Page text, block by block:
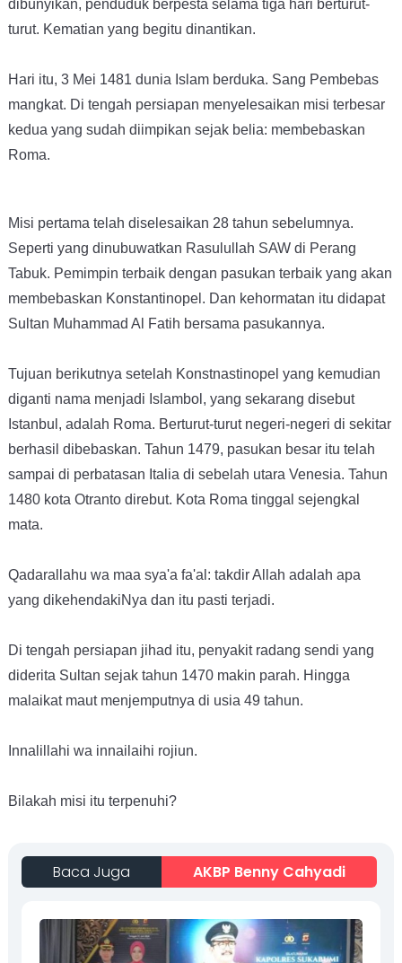
dibunyikan, penduduk berpesta selama tiga hari berturut-
turut. Kematian yang begitu dinantikan.
Hari itu, 3 Mei 1481 dunia Islam berduka. Sang Pembebas
mangkat. Di tengah persiapan menyelesaikan misi terbesar
kedua yang sudah diimpikan sejak belia: membebaskan
Roma.
Misi pertama telah diselesaikan 28 tahun sebelumnya.
Seperti yang dinubuwatkan Rasulullah SAW di Perang
Tabuk. Pemimpin terbaik dengan pasukan terbaik yang akan
membebaskan Konstantinopel. Dan kehormatan itu didapat
Sultan Muhammad Al Fatih bersama pasukannya.
Tujuan berikutnya setelah Konstnastinopel yang kemudian
diganti nama menjadi Islambol, yang sekarang disebut
Istanbul, adalah Roma. Berturut-turut negeri-negeri di sekitar
berhasil dibebaskan. Tahun 1479, pasukan besar itu telah
sampai di perbatasan Italia di sebelah utara Venesia. Tahun
1480 kota Otranto direbut. Kota Roma tinggal sejengkal
mata.
Qadarallahu wa maa sya'a fa'al: takdir Allah adalah apa
yang dikehendakiNya dan itu pasti terjadi.
Di tengah persiapan jihad itu, penyakit radang sendi yang
diderita Sultan sejak tahun 1470 makin parah. Hingga
malaikat maut menjemputnya di usia 49 tahun.
Innalillahi wa innailaihi rojiun.
Bilakah misi itu terpenuhi?
Baca Juga AKBP Benny Cahyadi